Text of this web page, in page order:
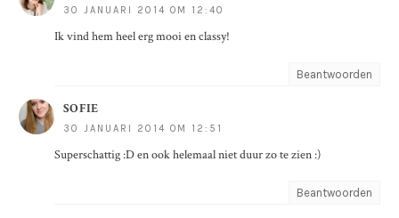
30 JANUARI 2014 OM 12:40
Ik vind hem heel erg mooi en classy!
Beantwoorden
SOFIE
30 JANUARI 2014 OM 12:51
Superschattig :D en ook helemaal niet duur zo te zien :)
Beantwoorden